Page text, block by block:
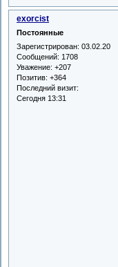
exorcist
Постоянные
Зарегистрирован: 03.02.20
Сообщений: 1708
Уважение: +207
Позитив: +364
Последний визит:
Сегодня 13:31